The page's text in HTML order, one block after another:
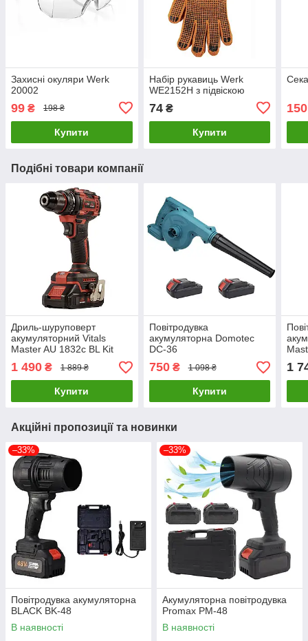
Захисні окуляри Werk
20002
99 ₴ 198 ₴
Купити
Набір рукавиць Werk
WE2152H з підвіскою
74₴
Купити
150
Подібні товари компанії
Дриль-шуруповерт
акумуляторний Vitals
Master AU 1832c BL Kit
1 490 ₴ 1 889 ₴
Купити
Повітродувка
акумуляторна Domotec
DC-36
750₴ 1 098 ₴
Купити
1
Акційні пропозиції та новинки
–33%
Повітродувка акумуляторна
BLACK BK-48
В наявності
–33%
Акумуляторна повітродувка
Promax PM-48
В наявності